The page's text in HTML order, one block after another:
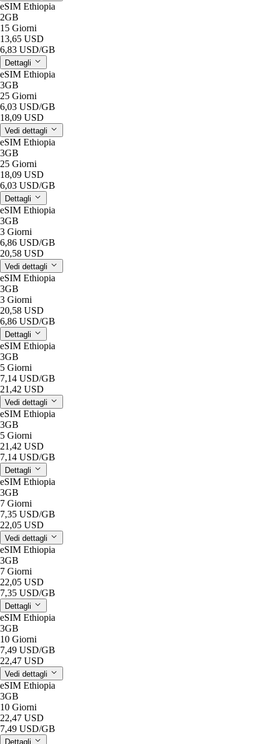
eSIM Ethiopia
2GB
15 Giorni
13,65 USD
6,83 USD/GB
Dettagli
eSIM Ethiopia
3GB
25 Giorni
6,03 USD/GB
18,09 USD
Vedi dettagli
eSIM Ethiopia
3GB
25 Giorni
18,09 USD
6,03 USD/GB
Dettagli
eSIM Ethiopia
3GB
3 Giorni
6,86 USD/GB
20,58 USD
Vedi dettagli
eSIM Ethiopia
3GB
3 Giorni
20,58 USD
6,86 USD/GB
Dettagli
eSIM Ethiopia
3GB
5 Giorni
7,14 USD/GB
21,42 USD
Vedi dettagli
eSIM Ethiopia
3GB
5 Giorni
21,42 USD
7,14 USD/GB
Dettagli
eSIM Ethiopia
3GB
7 Giorni
7,35 USD/GB
22,05 USD
Vedi dettagli
eSIM Ethiopia
3GB
7 Giorni
22,05 USD
7,35 USD/GB
Dettagli
eSIM Ethiopia
3GB
10 Giorni
7,49 USD/GB
22,47 USD
Vedi dettagli
eSIM Ethiopia
3GB
10 Giorni
22,47 USD
7,49 USD/GB
Dettagli